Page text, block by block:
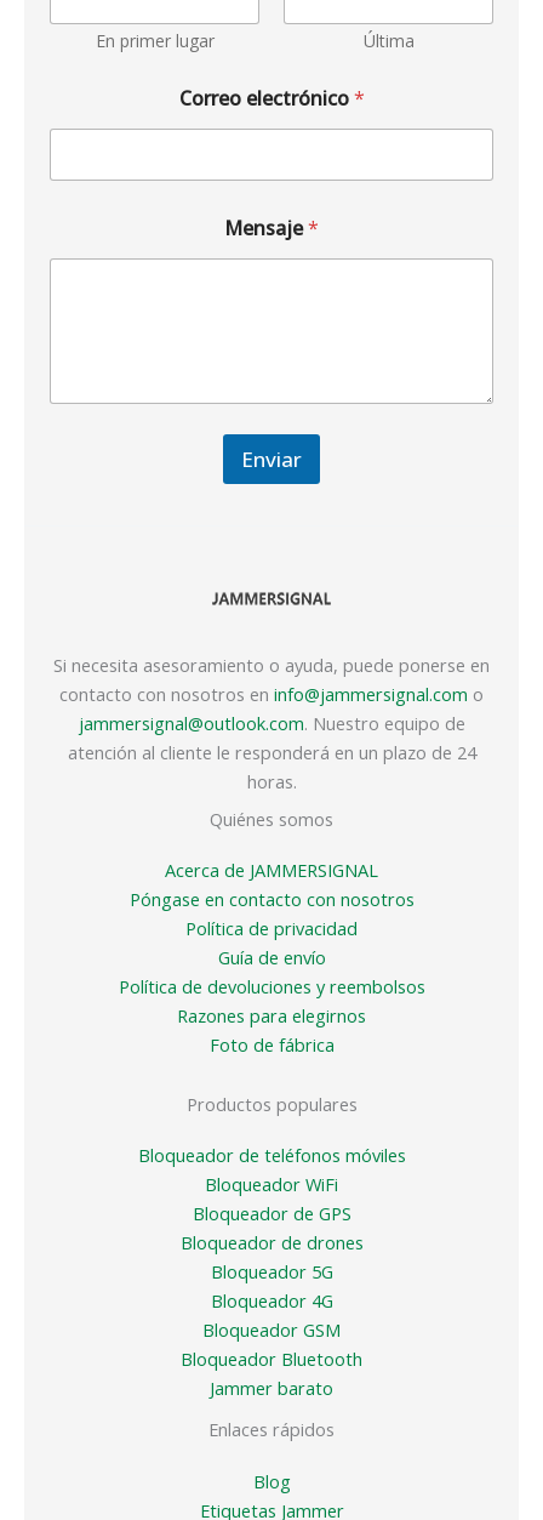
En primer lugar Última
Correo electrónico*
Mensaje*
Enviar
Si necesita asesoramiento o ayuda, puede ponerse en
contacto con nosotros en info@jammersignal.com o
jammersignal@outlook.com. Nuestro equipo de
atención al cliente le responderá en un plazo de 24
horas.
Quiénes somos
Acerca de JAMMERSIGNAL
Póngase en contacto con nosotros
Política de privacidad
Guía de envío
Política de devoluciones y reembolsos
Razones para elegirnos
Foto de fábrica
Productos populares
Bloqueador de teléfonos móviles
Bloqueador WiFi
Bloqueador de GPS
Bloqueador de drones
Bloqueador 5G
Bloqueador 4G
Bloqueador GSM
Bloqueador Bluetooth
Jammer barato
Enlaces rápidos
Blog
Etiquetas Jammer